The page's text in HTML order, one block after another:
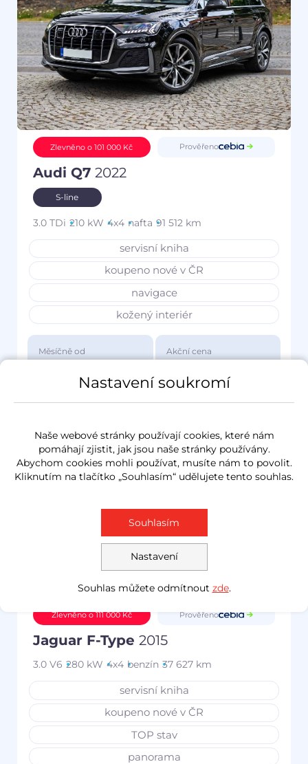
Zlevněno o 101 000 Kč Prověřeno
Audi Q7 2022
S-line
3.0 TDi 210 kW 4x4 nafta 91 512 km
servisní kniha
koupeno nové v ČR
navigace
kožený interiér
Měsíčně od
3 417 Kč
Akční cena
1 149 000 Kč
Zlevněno o 111 000 Kč Prověřeno
Jaguar F-Type 2015
3.0 V6 280 kW 4x4 benzín 37 627 km
servisní kniha
koupeno nové v ČR
TOP stav
panorama
Nastavení soukromí
Naše webové stránky používají cookies, které nám
pomáhají zjistit, jak jsou naše stránky používány.
Abychom cookies mohli používat, musíte nám to povolit.
Kliknutím na tlačítko „Souhlasím“ udělujete tento souhlas.
Nastavení
Souhlasím
Souhlas můžete odmítnout zde.